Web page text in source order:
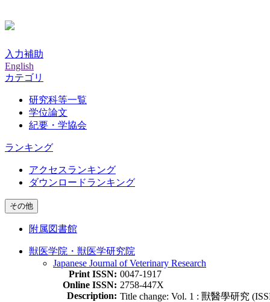
入力補助
English
カテゴリ
研究科等一覧
学位論文
紀要・学協会
ランキング
アクセスランキング
ダウンロードランキング
その他
附属図書館
獣医学院・獣医学研究院
Japanese Journal of Veterinary Research
Print ISSN: 0047-1917
Online ISSN: 2758-447X
Description: Title change: Vol. 1 : 獸醫學研究